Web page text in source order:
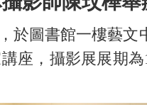
圖書館一樓藝文
座，攝影展展期為